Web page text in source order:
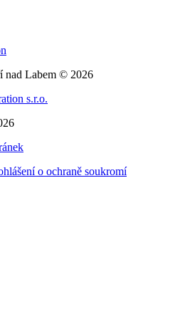
nad Labem © 2026
s.r.o.
o ochraně soukromí